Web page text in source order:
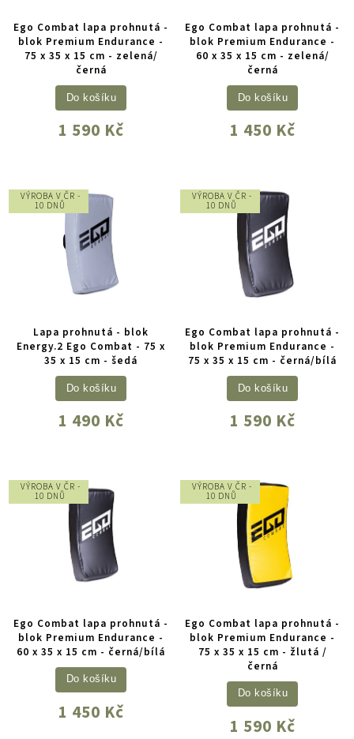
Ego Combat lapa prohnutá -
blok Premium Endurance -
75 x 35 x 15 cm - zelená/
černá
1 590 Kč
Do košíku
Ego Combat lapa prohnutá -
blok Premium Endurance -
60 x 35 x 15 cm - zelená/
černá
1 450 Kč
Do košíku
VÝROBA V ČR -
10 DNŮ
Lapa prohnutá - blok
Energy.2 Ego Combat - 75 x
35 x 15 cm - šedá
1 490 Kč
Do košíku
VÝROBA V ČR -
10 DNŮ
Ego Combat lapa prohnutá -
blok Premium Endurance -
75 x 35 x 15 cm - černá/bílá
1 590 Kč
Do košíku
VÝROBA V ČR -
10 DNŮ
Ego Combat lapa prohnutá -
blok Premium Endurance -
60 x 35 x 15 cm - černá/bílá
1 450 Kč
Do košíku
VÝROBA V ČR -
10 DNŮ
Ego Combat lapa prohnutá -
blok Premium Endurance -
75 x 35 x 15 cm - žlutá /
černá
1 590 Kč
Do košíku